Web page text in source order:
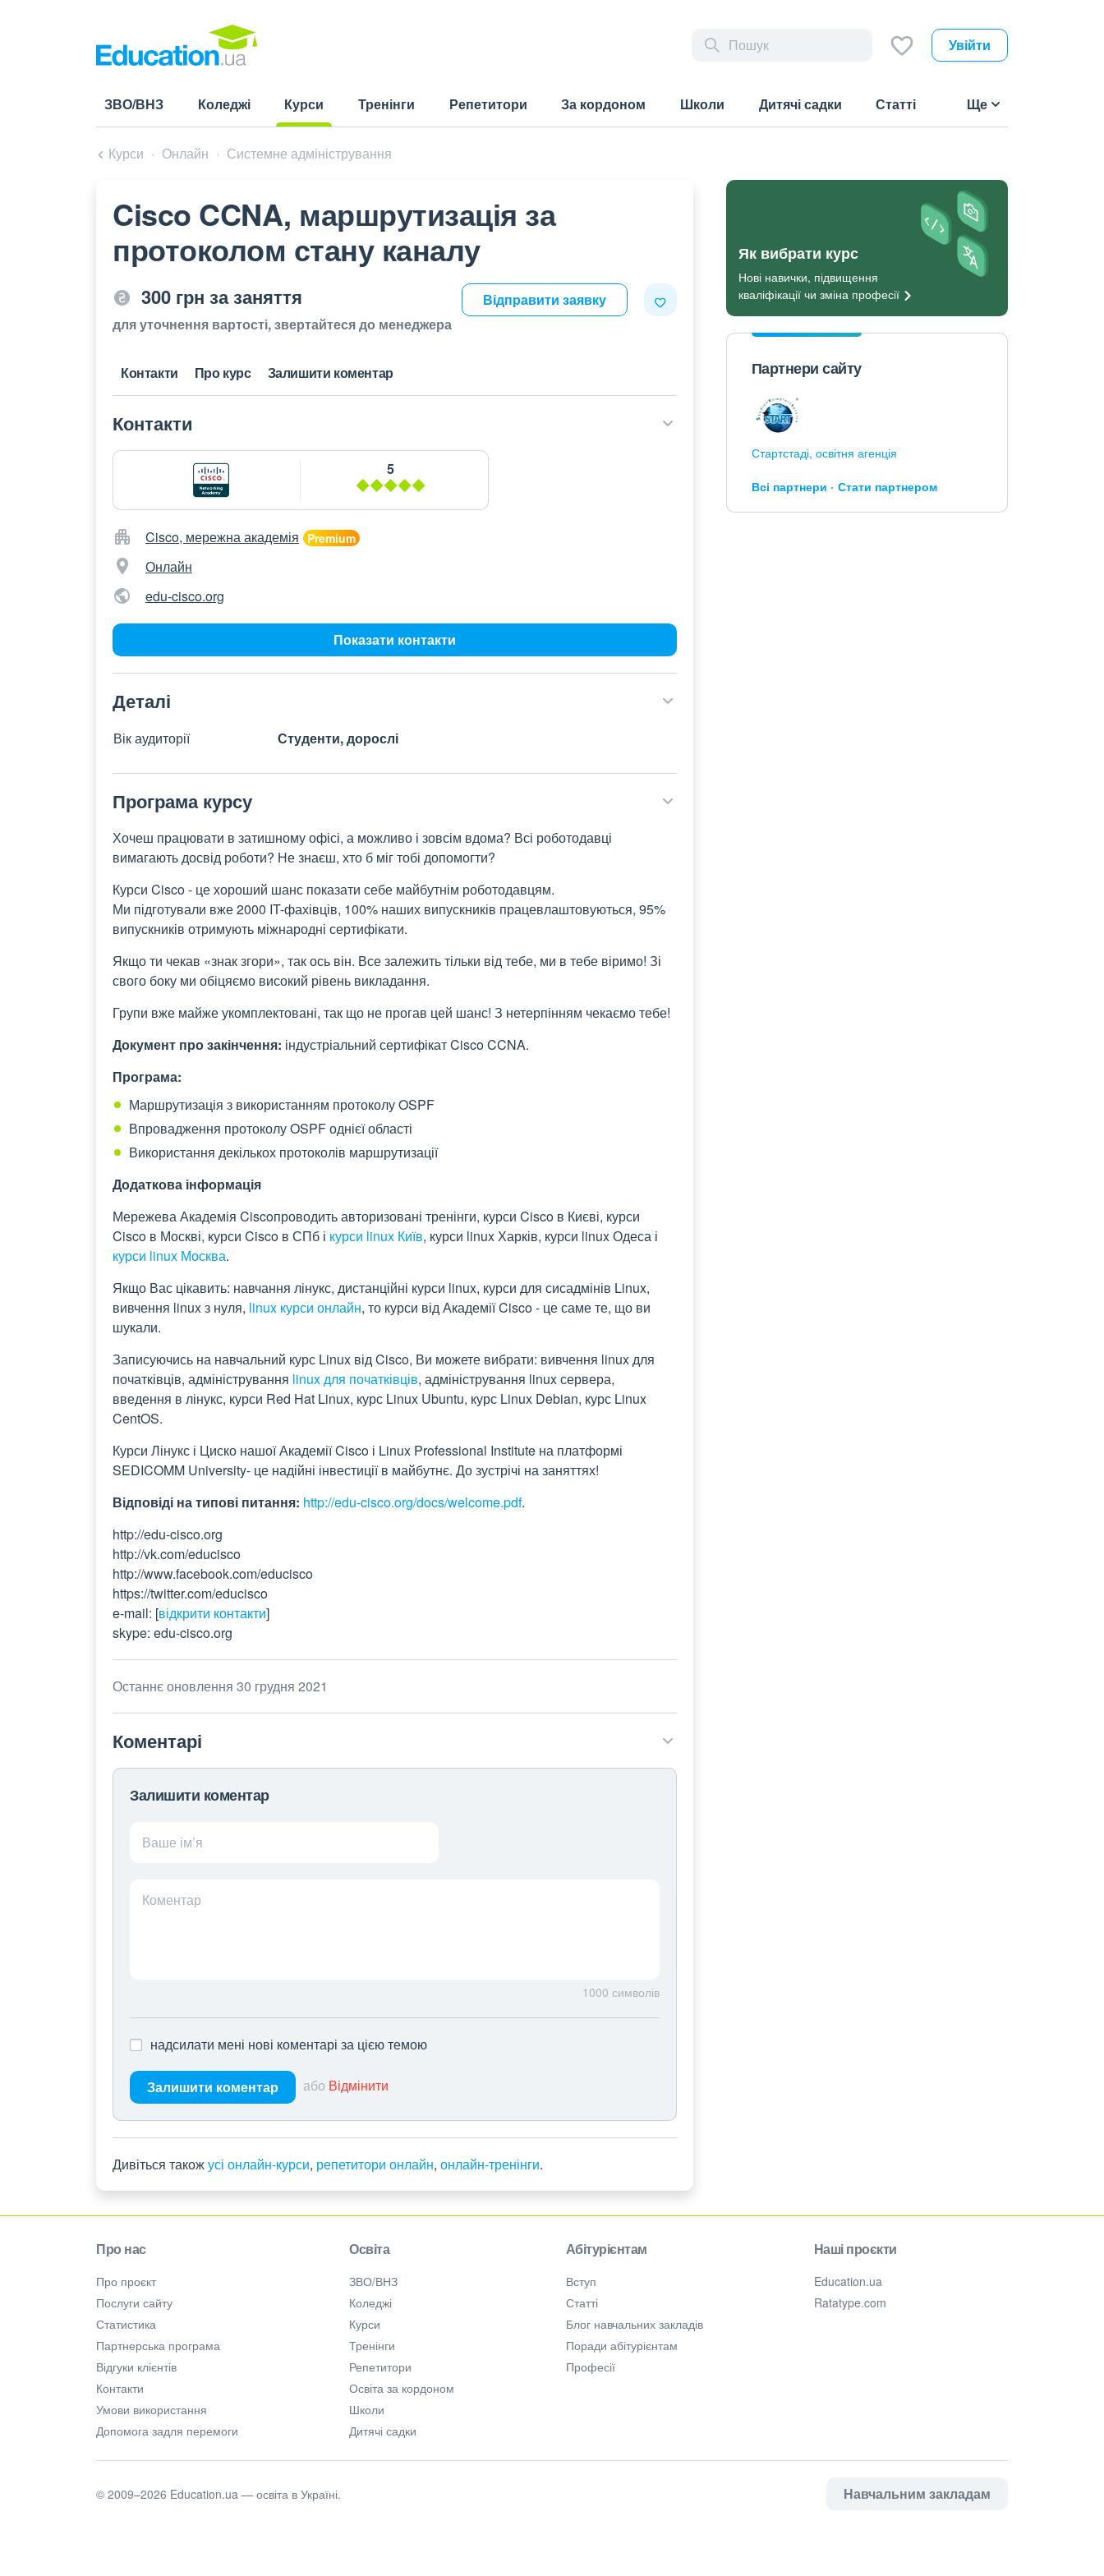
Увійти
ЗВО/ВНЗ Коледжі
Курси
Тренінги Репетитори За кордоном Школи Дитячі садки Статті Ще
Курси Онлайн Системне адміністрування
Cisco CCNA, маршрутизація за
протоколом стану каналу
300 грн за заняття
для уточнення вартості, звертайтеся до менеджера
Відправити заявку
Контакти Про курс Залишити коментар
Контакти
5
Cisco, мережна академія
Онлайн
edu-cisco.org
Показати контакти
Деталі
Вік аудиторії Студенти, дорослі
Програма курсу
Хочеш працювати в затишному офісі, а можливо і зовсім вдома? Всі роботодавці
вимагають досвід роботи? Не знаєш, хто б міг тобі допомогти?
Курси Cisco - це хороший шанс показати себе майбутнім роботодавцям.
Ми підготували вже 2000 IT-фахівців, 100% наших випускників працевлаштовуються, 95%
випускників отримують міжнародні сертифікати.
Якщо ти чекав «знак згори», так ось він. Все залежить тільки від тебе, ми в тебе віримо! Зі
свого боку ми обіцяємо високий рівень викладання.
Групи вже майже укомплектовані, так що не прогав цей шанс! З нетерпінням чекаємо тебе!
Документ про закінчення: індустріальний сертифікат Cisco CCNA.
Програма:
Маршрутизація з використанням протоколу OSPF
Впровадження протоколу OSPF однієї області
Використання декількох протоколів маршрутизації
Додаткова інформація
Мережева Академія Ciscoпроводить авторизовані тренінги, курси Cisco в Києві, курси
Cisco в Москві, курси Cisco в СПб і курси linux Київ, курси linux Харків, курси linux Одеса і
курси linux Москва.
Якщо Вас цікавить: навчання лінукс, дистанційні курси linux, курси для сисадмінів Linux,
вивчення linux з нуля, linux курси онлайн, то курси від Академії Cisco - це саме те, що ви
шукали.
Записуючись на навчальний курс Linux від Cisco, Ви можете вибрати: вивчення linux для
початківців, адміністрування linux для початківців, адміністрування linux сервера,
введення в лінукс, курси Red Hat Linux, курс Linux Ubuntu, курс Linux Debian, курс Linux
CentOS.
Курси Лінукс і Циско нашої Академії Cisco і Linux Professional Institute на платформі
SEDICOMM University- це надійні інвестиції в майбутнє. До зустрічі на заняттях!
Відповіді на типові питання: http://edu-cisco.org/docs/welcome.pdf.
http://edu-cisco.org
http://vk.com/educisco
http://www.facebook.com/educisco
https://twitter.com/educisco
e-mail: [відкрити контакти]
skype: edu-cisco.org
Останнє оновлення 30 грудня 2021
Коментарі
Залишити коментар
Ваше ім’я
Коментар
1000 символів
надсилати мені нові коментарі за цією темою
Залишити коментар або Відмінити
Дивіться такожусі онлайн-курси, репетитори онлайн, онлайн-тренінги.
Як вибрати курс
Нові навички, підвищення
кваліфікації чи зміна професії
Партнери сайту
Стартстаді, освітня агенція
Всі партнери Стати партнером
Про нас
Про проєкт
Послуги сайту
Статистика
Партнерська програма
Відгуки клієнтів
Контакти
Умови використання
Допомога задля перемоги
Освіта
ЗВО/ВНЗ
Коледжі
Курси
Тренінги
Репетитори
Освіта за кордоном
Школи
Дитячі садки
Абітурієнтам
Вступ
Статті
Блог навчальних закладів
Поради абітурієнтам
Професії
Наші проєкти
Education.ua
Ratatype.com
Навчальним закладам
© 2009–2026 Education.ua — освіта в Україні.